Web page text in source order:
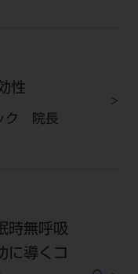
性
ック 院長
時無呼吸
に導くコ